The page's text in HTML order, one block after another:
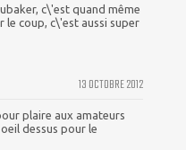
c\'est quand même
le coup, c\'est aussi super
13 OCTOBRE 2012
plaire aux amateurs
dessus pour le